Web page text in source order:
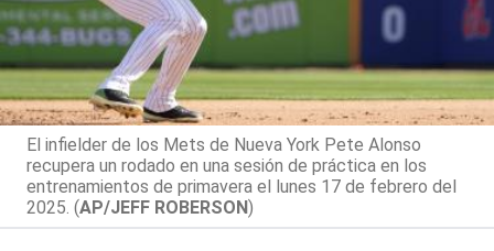
El infielder de los Mets de Nueva York Pete Alonso
recupera un rodado en una sesión de práctica en los
entrenamientos de primavera el lunes 17 de febrero del
2025. (AP/JEFF ROBERSON)